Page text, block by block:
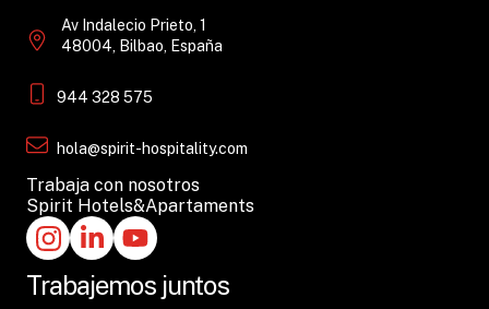
Av Indalecio Prieto, 1
48004, Bilbao, España
944 328 575
hola@spirit-hospitality.com
Trabaja con nosotros
Spirit Hotels&Apartaments
Trabajemos juntos